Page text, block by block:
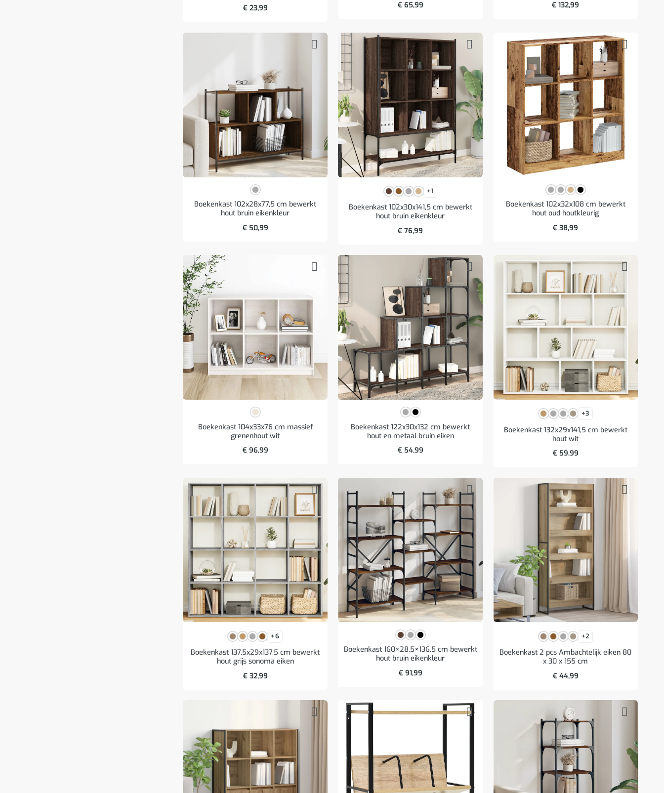
€23,99
€65,99
€ 132,99
Boekenkast 102x28x77,5 cm bewerkt
hout bruin eikenkleur
€50,99
+1
Boekenkast 102x30x141,5 cm bewerkt
hout bruin eikenkleur
€ 76,99
Boekenkast 102x32x108 cm bewerkt
hout oud houtkleurig
€ 38,99
Boekenkast 104x33x76 cm massief
grenenhout wit
€96,99
Boekenkast 122x30x132 cm bewerkt
hout en metaal bruin eiken
€54,99
+3
Boekenkast 132x29x141,5 cm bewerkt
hout wit
€59,99
+6
Boekenkast 137,5x29x137,5 cm bewerkt
hout grijs sonoma eiken
€32,99
Boekenkast 160×28,5×136,5 cm bewerkt
hout bruin eikenkleur
€91,99
+2
Boekenkast 2 pcs Ambachtelijk eiken 80
x 30 x 155 cm
€44,99